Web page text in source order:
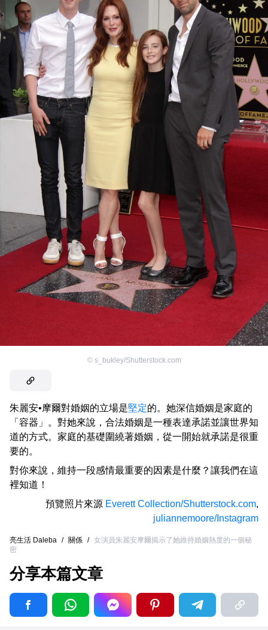
© s_bukley/Shutterstock.com
朱麗安•摩爾對婚姻的立場是堅定的。她深信婚姻是家庭的
「容器」。對她來說，合法婚姻是一種表達承諾並讓世界知
道的方式。家庭的基礎圍繞著婚姻，從一開始就承諾是很重
要的。
對你來說，維持一段感情最重要的因素是什麼？讓我們在這
裡知道！
預覽照片來源 Everett Collection/Shutterstock.com,
juliannemoore/Instagram
亮生活 Daleba / 關係 / 女演員朱麗安摩爾揭示了她維持婚姻熱度的一個秘
密
分享本篇文章